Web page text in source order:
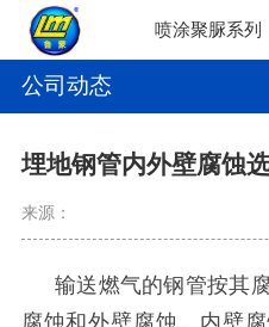
喷涂聚脲系列
公司动态
埋地钢管内外壁腐蚀
来源：
输送燃气的钢管按其
腐蚀和外壁腐蚀。内壁